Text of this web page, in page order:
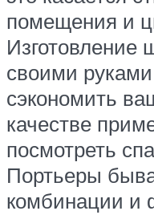
помещения и
Изготовление
своими
сэкономить
качестве
посмотреть
Портьеры
комбинации и